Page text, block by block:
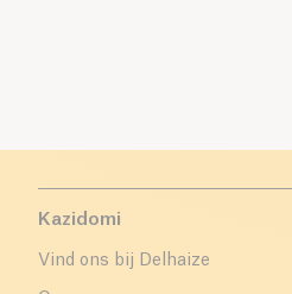
Kazidomi
Vind ons bij Delhaize